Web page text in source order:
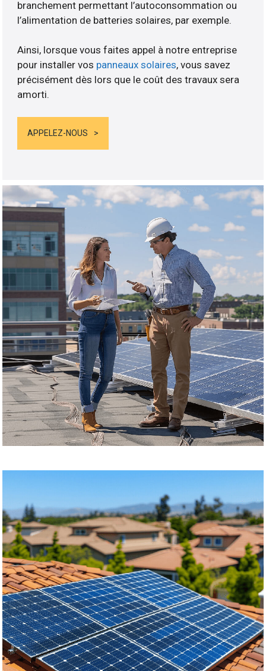
branchement permettant l’autoconsommation ou
l’alimentation de batteries solaires, par exemple.
Ainsi, lorsque vous faites appel à notre entreprise
pour installer vos panneaux solaires, vous savez
précisément dès lors que le coût des travaux sera
amorti.
APPELEZ-NOUS